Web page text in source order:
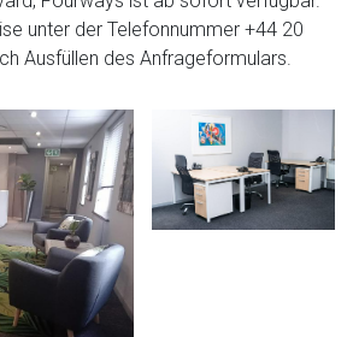
unter der Telefonnummer +44 20
Ausfüllen des Anfrageformulars.